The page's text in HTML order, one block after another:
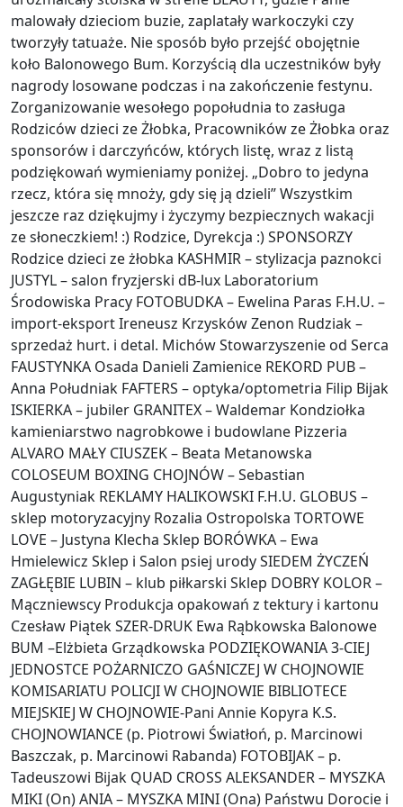
malowały dzieciom buzie, zaplatały warkoczyki czy
tworzyły tatuaże. Nie sposób było przejść obojętnie
koło Balonowego Bum. Korzyścią dla uczestników były
nagrody losowane podczas i na zakończenie festynu.
Zorganizowanie wesołego popołudnia to zasługa
Rodziców dzieci ze Żłobka, Pracowników ze Żłobka oraz
sponsorów i darczyńców, których listę, wraz z listą
podziękowań wymieniamy poniżej. „Dobro to jedyna
rzecz, która się mnoży, gdy się ją dzieli” Wszystkim
jeszcze raz dziękujmy i życzymy bezpiecznych wakacji
ze słoneczkiem! :) Rodzice, Dyrekcja :) SPONSORZY
Rodzice dzieci ze żłobka KASHMIR – stylizacja paznokci
JUSTYL – salon fryzjerski dB-lux Laboratorium
Środowiska Pracy FOTOBUDKA – Ewelina Paras F.H.U. –
import-eksport Ireneusz Krzysków Zenon Rudziak –
sprzedaż hurt. i detal. Michów Stowarzyszenie od Serca
FAUSTYNKA Osada Danieli Zamienice REKORD PUB –
Anna Południak FAFTERS – optyka/optometria Filip Bijak
ISKIERKA – jubiler GRANITEX – Waldemar Kondziołka
kamieniarstwo nagrobkowe i budowlane Pizzeria
ALVARO MAŁY CIUSZEK – Beata Metanowska
COLOSEUM BOXING CHOJNÓW – Sebastian
Augustyniak REKLAMY HALIKOWSKI F.H.U. GLOBUS –
sklep motoryzacyjny Rozalia Ostropolska TORTOWE
LOVE – Justyna Klecha Sklep BORÓWKA – Ewa
Hmielewicz Sklep i Salon psiej urody SIEDEM ŻYCZEŃ
ZAGŁĘBIE LUBIN – klub piłkarski Sklep DOBRY KOLOR –
Mączniewscy Produkcja opakowań z tektury i kartonu
Czesław Piątek SZER-DRUK Ewa Rąbkowska Balonowe
BUM –Elżbieta Grządkowska PODZIĘKOWANIA 3-CIEJ
JEDNOSTCE POŻARNICZO GAŚNICZEJ W CHOJNOWIE
KOMISARIATU POLICJI W CHOJNOWIE BIBLIOTECE
MIEJSKIEJ W CHOJNOWIE-Pani Annie Kopyra K.S.
CHOJNOWIANCE (p. Piotrowi Światłoń, p. Marcinowi
Baszczak, p. Marcinowi Rabanda) FOTOBIJAK – p.
Tadeuszowi Bijak QUAD CROSS ALEKSANDER – MYSZKA
MIKI (On) ANIA – MYSZKA MINI (Ona) Państwu Dorocie i